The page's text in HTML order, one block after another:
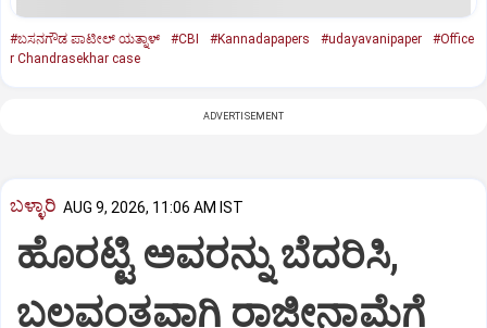
#ಬಸನಗೌಡ ಪಾಟೀಲ್ ಯತ್ನಾಳ್ #CBI #Kannadapapers #udayavanipaper
#Office
r Chandrasekhar case
ADVERTISEMENT
ಬಳ್ಳಾರಿ AUG 9, 2026, 11:06 AM IST
ಹೊರಟ್ಟಿ ಅವರನ್ನು ಬೆದರಿಸಿ,
ಬಲವಂತವಾಗಿ ರಾಜೀನಾಮೆಗೆ